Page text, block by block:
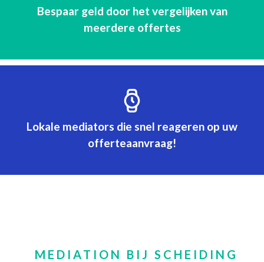
Bespaar geld door het vergelijken van
meerdere offertes
Lokale mediators die snel reageren op uw
offerteaanvraag!
MEDIATION BIJ SCHEIDING